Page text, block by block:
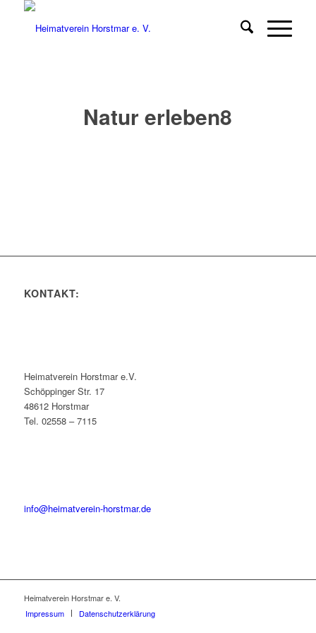
Natur erleben8
KONTAKT:
Heimatverein Horstmar e.V.
Schöppinger Str. 17
48612 Horstmar
Tel. 02558 – 7115
info@heimatverein-horstmar.de
Heimatverein Horstmar e. V.
Impressum
Datenschutzerklärung